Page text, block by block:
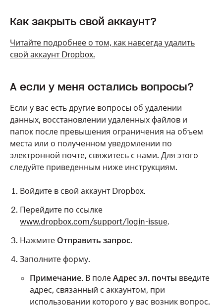
Как закрыть свой аккаунт?
Читайте подробнее о том, как навсегда удалить
свой аккаунт Dropbox.
А если у меня остались вопросы?
Если у вас есть другие вопросы об удалении
данных, восстановлении удаленных файлов и
папок после превышения ограничения на объем
места или о полученном уведомлении по
электронной почте, свяжитесь с нами. Для этого
следуйте приведенным ниже инструкциям.
Войдите в свой аккаунт Dropbox.
Перейдите по ссылке
www.dropbox.com/support/login-issue.
Нажмите Отправить запрос.
Заполните форму.
Примечание. В поле Адрес эл. почты введите
адрес, связанный с аккаунтом, при
использовании которого у вас возник вопрос.